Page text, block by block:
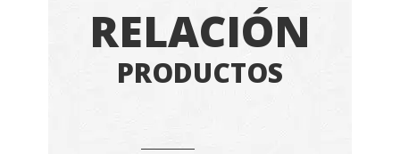
RELACIÓN
PRODUCTOS